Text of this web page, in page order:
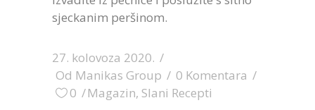
sjeckanim peršinom.
27. kolovoza 2020.
Od Manikas Group
0 Komentara
0
Magazin, Slani Recepti